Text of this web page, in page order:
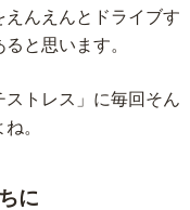
んえんとドライブす
と思います。
トレス」に毎回そん
。
に